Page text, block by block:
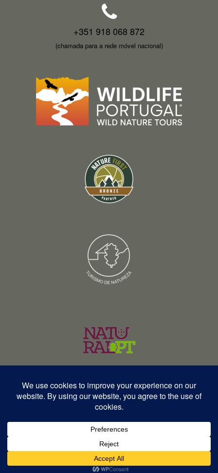
+351 918 068 872
(chamada para a rede móvel nacional)
RNAVT 12577 | RNAAT 369/2025
English Español Português